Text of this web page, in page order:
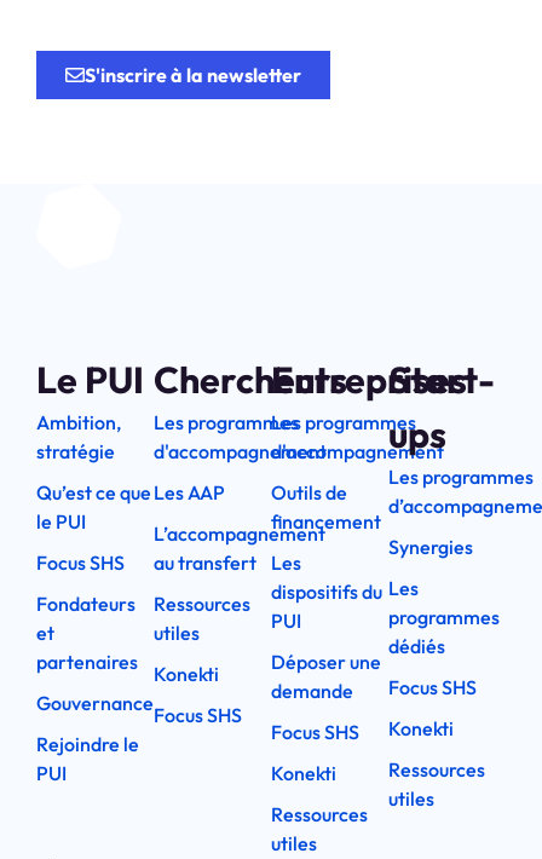
S'inscrire à la newsletter
Le PUI
Ambition,
stratégie
Qu’est ce que
le PUI
Focus SHS
Fondateurs
et
partenaires
Gouvernance
Rejoindre le
PUI
Chercheurs
Les programmes
d'accompagnement
Les AAP
L’accompagnement
au transfert
Ressources
utiles
Konekti
Focus SHS
Entreprises
Les programmes
d'accompagnement
Outils de
financement
Les
dispositifs du
PUI
Déposer une
demande
Focus SHS
Konekti
Ressources
utiles
Start-
ups
Les programmes
Synergies
Les
programmes
dédiés
Focus SHS
Konekti
Ressources
utiles